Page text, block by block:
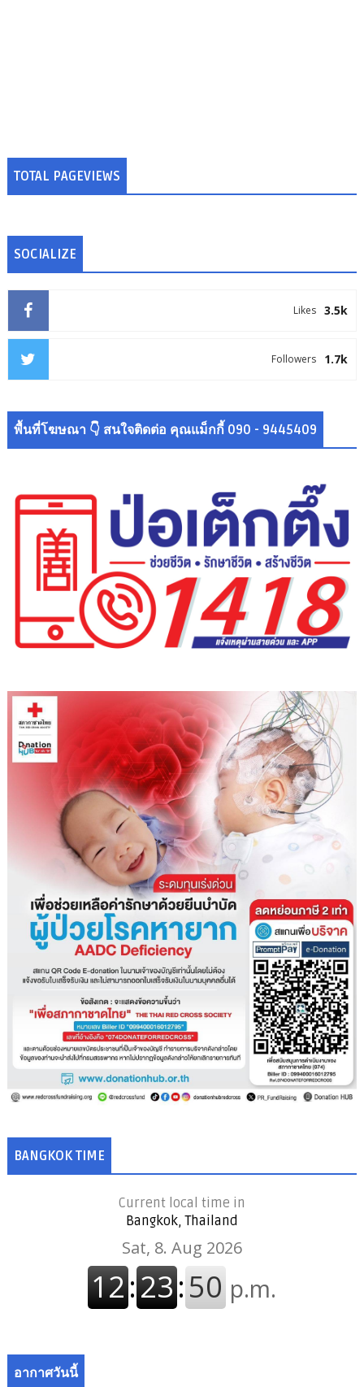
TOTAL PAGEVIEWS
SOCIALIZE
3.5k
Likes
1.7k
Followers
พื้นที่โฆษณา 👇 สนใจติดต่อ คุณแม็กกี้ 090 - 9445409
BANGKOK TIME
Current local time in
Bangkok, Thailand
อากาศวันนี้